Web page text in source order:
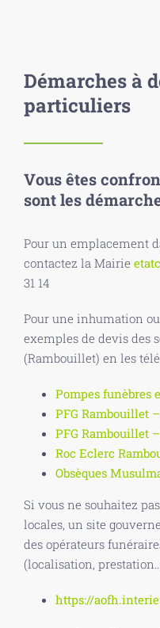
Démarches à
particuliers
Vous êtes
sont les
Pour un emplacement
contactez la Mairie
31 14
Pour une inhumation
exemples de devis des
(Rambouillet) en les
Pompes funèbres
PFG Rambouillet
PFG Rambouillet
Roc Eclerc
Obsèques
Si vous ne souhaitez
locales, un site
des opérateurs
(localisation,
https://